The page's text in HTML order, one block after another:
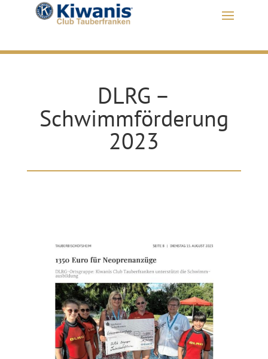
DLRG –
Schwimmförderung
2023